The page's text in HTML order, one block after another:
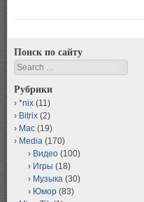
Поиск по сайту
Search
Рубрики
*nix (11)
Bitrix (2)
Mac (19)
Media (170)
Видео (100)
Игры (18)
Музыка (30)
Юмор (83)